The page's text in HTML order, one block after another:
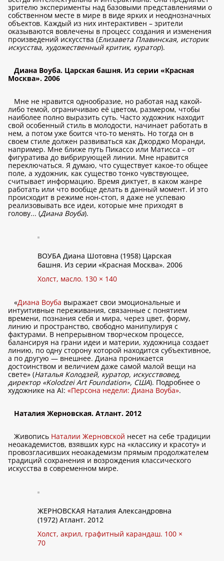
зрителю эксперименты над базовыми представлениями о
собственном месте в мире в виде ярких и неоднозначных
объектов. Каждый из них интерактивен – зрители
оказываются вовлечены в процесс создания и изменения
произведений искусства (Елизавета Плавинская, историк
искусства, художественный критик, куратор).
Диана Воуба. Царская башня. Из серии «Красная
Москва». 2006
Мне не нравится однообразие, но работая над какой-
либо темой, ограничиваю её цветом, размером, чтобы
наиболее полно выразить суть. Часто художник находит
свой особенный стиль в молодости, начинает работать в
нем, а потом уже боится что-то менять. Но тогда он в
своем стиле должен развиваться как Джорджо Моранди,
например. Мне ближе путь Пикассо или Матисса – от
фигуратива до вибрирующей линии. Мне нравится
переключаться. Я думаю, что существует какое-то общее
поле, а художник, как существо тонко чувствующее,
считывает информацию. Время диктует, в каком жанре
работать или что вообще делать в данный момент. И это
происходит в режиме нон-стоп, я даже не успеваю
реализовывать все идеи, которые мне приходят в
голову... (Диана Воуба).
ВОУБА Диана Шотовна (1958) Царская
башня. Из серии «Красная Москва». 2006
Холст, масло. 130 × 140
«Диана Воуба выражает свои эмоциональные и
интуитивные переживания, связанные с понятием
времени, познания себя и мира, через цвет, форму,
линию и пространство, свободно манипулируя с
фактурами. В непрерывном творческом процессе,
балансируя на грани идеи и материи, художница создает
линию, по одну сторону которой находится субъективное,
а по другую — внешнее. Диана проникается
достоинством и величием даже самой малой вещи на
свете» (Наталья Колодзей, куратор, искусствовед,
директор «Kolodzei Art Foundation», США). Подробнее о
художнике на AI: «Персона недели: Диана Воуба».
Наталия Жерновская. Атлант. 2012
Живопись Наталии Жерновской несет на себе традиции
неоакадемистов, взявших курс на «классику и красоту» и
провозгласивших неоакадемизм прямым продолжателем
традиций сохранения и возрождения классического
искусства в современном мире.
ЖЕРНОВСКАЯ Наталия Александровна
(1972) Атлант. 2012
Холст, акрил, графитный карандаш. 100 ×
70